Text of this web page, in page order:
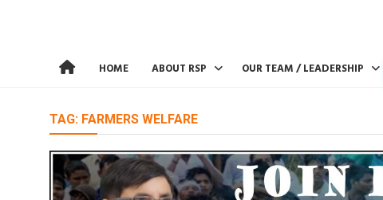
HOME ABOUT RSP OUR TEAM / LEADERSHIP
TAG: FARMERS WELFARE